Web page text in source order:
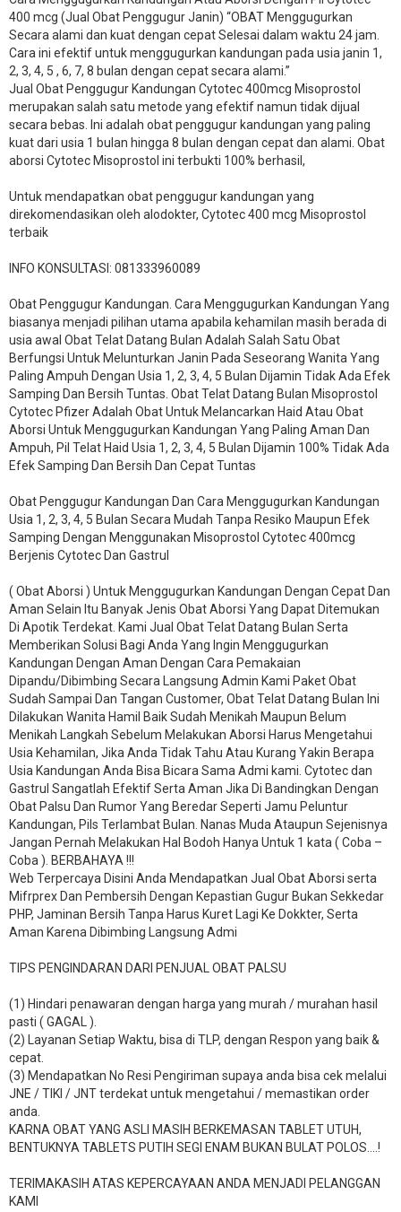
400 mcg (Jual Obat Penggugur Janin) “OBAT Menggugurkan
Secara alami dan kuat dengan cepat Selesai dalam waktu 24 jam.
Cara ini efektif untuk menggugurkan kandungan pada usia janin 1,
2, 3, 4, 5 , 6, 7, 8 bulan dengan cepat secara alami.”
Jual Obat Penggugur Kandungan Cytotec 400mcg Misoprostol
merupakan salah satu metode yang efektif namun tidak dijual
secara bebas. Ini adalah obat penggugur kandungan yang paling
kuat dari usia 1 bulan hingga 8 bulan dengan cepat dan alami. Obat
aborsi Cytotec Misoprostol ini terbukti 100% berhasil,
Untuk mendapatkan obat penggugur kandungan yang
direkomendasikan oleh alodokter, Cytotec 400 mcg Misoprostol
terbaik
INFO KONSULTASI: 081333960089
​Obat Penggugur Kandungan. Cara Menggugurkan Kandungan Yang
biasanya menjadi pilihan utama apabila kehamilan masih berada di
usia awal Obat Telat Datang Bulan Adalah Salah Satu Obat
Berfungsi Untuk Melunturkan Janin Pada Seseorang Wanita Yang
Paling Ampuh Dengan Usia 1, 2, 3, 4, 5 Bulan Dijamin Tidak Ada Efek
Samping Dan Bersih Tuntas. Obat Telat Datang Bulan Misoprostol
Cytotec Pfizer Adalah Obat Untuk Melancarkan Haid Atau Obat
Aborsi Untuk Menggugurkan Kandungan Yang Paling Aman Dan
Ampuh, Pil Telat Haid Usia 1, 2, 3, 4, 5 Bulan Dijamin 100% Tidak Ada
Efek Samping Dan Bersih Dan Cepat Tuntas
Obat Penggugur Kandungan Dan Cara Menggugurkan Kandungan
Usia 1, 2, 3, 4, 5 Bulan Secara Mudah Tanpa Resiko Maupun Efek
Samping Dengan Menggunakan Misoprostol Cytotec 400mcg
Berjenis Cytotec Dan Gastrul
( Obat Aborsi ) Untuk Menggugurkan Kandungan Dengan Cepat Dan
Aman Selain Itu Banyak Jenis Obat Aborsi Yang Dapat Ditemukan
Di Apotik Terdekat. Kami Jual Obat Telat Datang Bulan Serta
Memberikan Solusi Bagi Anda Yang Ingin Menggugurkan
Kandungan Dengan Aman Dengan Cara Pemakaian
Dipandu/Dibimbing Secara Langsung Admin Kami Paket Obat
Sudah Sampai Dan Tangan Customer, Obat Telat Datang Bulan Ini
Dilakukan Wanita Hamil Baik Sudah Menikah Maupun Belum
Menikah Langkah Sebelum Melakukan Aborsi Harus Mengetahui
Usia Kehamilan, Jika Anda Tidak Tahu Atau Kurang Yakin Berapa
Usia Kandungan Anda Bisa Bicara Sama Admi kami. Cytotec dan
Gastrul Sangatlah Efektif Serta Aman Jika Di Bandingkan Dengan
Obat Palsu Dan Rumor Yang Beredar Seperti Jamu Peluntur
Kandungan, Pils Terlambat Bulan. Nanas Muda Ataupun Sejenisnya
Jangan Pernah Melakukan Hal Bodoh Hanya Untuk 1 kata ( Coba –
Coba ). BERBAHAYA !!!
Web Terpercaya Disini Anda Mendapatkan Jual Obat Aborsi serta
Mifrprex Dan Pembersih Dengan Kepastian Gugur Bukan Sekkedar
PHP, Jaminan Bersih Tanpa Harus Kuret Lagi Ke Dokkter, Serta
Aman Karena Dibimbing Langsung Admi
TIPS PENGINDARAN DARI PENJUAL OBAT PALSU
(1) Hindari penawaran dengan harga yang murah / murahan hasil
pasti ( GAGAL ).
(2) Layanan Setiap Waktu, bisa di TLP, dengan Respon yang baik &
cepat.
(3) Mendapatkan No Resi Pengiriman supaya anda bisa cek melalui
JNE / TIKI / JNT terdekat untuk mengetahui / memastikan order
anda.
KARNA OBAT YANG ASLI MASIH BERKEMASAN TABLET UTUH,
BENTUKNYA TABLETS PUTIH SEGI ENAM BUKAN BULAT POLOS….!
TERIMAKASIH ATAS KEPERCAYAAN ANDA MENJADI PELANGGAN
KAMI